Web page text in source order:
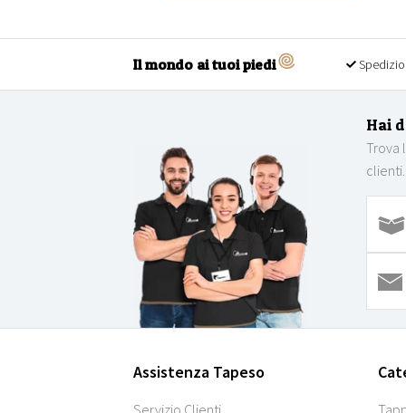
Il mondo ai tuoi piedi
Hai
Trova
clienti.
Assistenza Tapeso
Servizio Clienti